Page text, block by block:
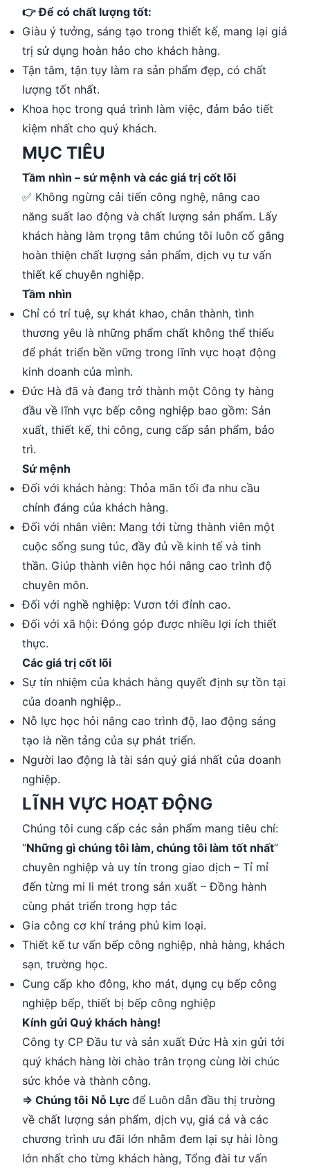
👉 Để có chất lượng tốt:
Giàu ý tưởng, sáng tạo trong thiết kế, mang lại giá
trị sử dụng hoàn hảo cho khách hàng.
Tận tâm, tận tụy làm ra sản phẩm đẹp, có chất
lượng tốt nhất.
Khoa học trong quá trình làm việc, đảm bảo tiết
kiệm nhất cho quý khách.
MỤC TIÊU
Tầm nhìn – sứ mệnh và các giá trị cốt lõi
✅ Không ngừng cải tiến công nghệ, nâng cao
năng suất lao động và chất lượng sản phẩm. Lấy
khách hàng làm trọng tâm chúng tôi luôn cố gắng
hoàn thiện chất lượng sản phẩm, dịch vụ tư vấn
thiết kế chuyên nghiệp.
Tầm nhìn
Chỉ có trí tuệ, sự khát khao, chân thành, tình
thương yêu là những phẩm chất không thể thiếu
để phát triển bền vững trong lĩnh vực hoạt động
kinh doanh của mình.
Đức Hà đã và đang trở thành một Công ty hàng
đầu về lĩnh vực bếp công nghiệp bao gồm: Sản
xuất, thiết kế, thi công, cung cấp sản phẩm, bảo
trì.
Sứ mệnh
Đối với khách hàng: Thỏa mãn tối đa nhu cầu
chính đáng của khách hàng.
Đối với nhân viên: Mang tới từng thành viên một
cuộc sống sung túc, đầy đủ về kinh tế và tinh
thần. Giúp thành viên học hỏi nâng cao trình độ
chuyên môn.
Đối với nghề nghiệp: Vươn tới đỉnh cao.
Đối với xã hội: Đóng góp được nhiều lợi ích thiết
thực.
Các giá trị cốt lõi
Sự tín nhiệm của khách hàng quyết định sự tồn tại
của doanh nghiệp..
Nỗ lực học hỏi nâng cao trình độ, lao động sáng
tạo là nền tảng của sự phát triển.
Người lao động là tài sản quý giá nhất của doanh
nghiệp.
LĨNH VỰC HOẠT ĐỘNG
Chúng tôi cung cấp các sản phẩm mang tiêu chí:
“Những gì chúng tôi làm, chúng tôi làm tốt nhất”
chuyên nghiệp và uy tín trong giao dịch – Tỉ mỉ
đến từng mi li mét trong sản xuất – Đồng hành
cùng phát triển trong hợp tác
Gia công cơ khí tráng phủ kim loại.
Thiết kế tư vấn bếp công nghiệp, nhà hàng, khách
sạn, trường học.
Cung cấp kho đông, kho mát, dụng cụ bếp công
nghiệp bếp, thiết bị bếp công nghiệp
Kính gửi Quý khách hàng!
Công ty CP Đầu tư và sản xuất Đức Hà xin gửi tới
quý khách hàng lời chào trân trọng cùng lời chúc
sức khỏe và thành công.
⇒ Chúng tôi Nỗ Lực để Luôn dẫn đầu thị trường
về chất lượng sản phẩm, dịch vụ, giá cả và các
chương trình ưu đãi lớn nhằm đem lại sự hài lòng
lớn nhất cho từng khách hàng, Tổng đài tư vấn